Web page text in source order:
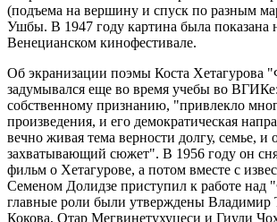
(подъема на вершину и спуск по разным
Ушбы. В 1947 году картина была показана
Венецианском кинофестивале.
Об экранизации поэмы Коста Хетагурова
задумывался еще во время учебы во
собственному признанию, "привлекло
произведения, и его демократическая
вечно живая тема верности долгу, семье, и
захватывающий сюжет". В 1956 году он
фильм о Хетагурове, а потом вместе с
Семеном Долидзе приступил к работе
главные роли были утверждены Владимир
Кокова, Отар Мегвинетухуцеси и Гиули